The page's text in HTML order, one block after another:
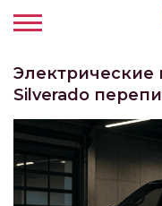
Электрические
Silverado